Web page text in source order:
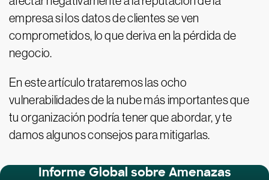
empresa si los datos de clientes se ven
comprometidos, lo que deriva en la pérdida de
negocio.
En este artículo trataremos las ocho
vulnerabilidades de la nube más importantes que
tu organización podría tener que abordar, y te
damos algunos consejos para mitigarlas.
Informe Global sobre Amenazas